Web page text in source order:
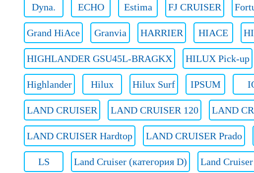
Dyna. ECHO Estima FJ CRUISER
Grand HiAce Granvia HARRIER HIACE
HIGHLANDER GSU45L-BRAGKX HILUX Pick-up
Highlander Hilux Hilux Surf IPSUM
LAND CRUISER LAND CRUISER 120 LAND
LAND CRUISER Hardtop LAND CRUISER Prado
LS Land Cruiser (категория D) Land